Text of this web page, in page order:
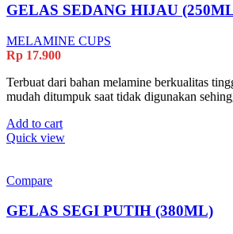
GELAS SEDANG HIJAU
MELAMINE CUPS
Rp 17.900
Terbuat dari bahan melamine berkualitas
mudah ditumpuk saat tidak digunakan
Add to cart
Quick view
Compare
GELAS SEGI PUTIH (380ML)